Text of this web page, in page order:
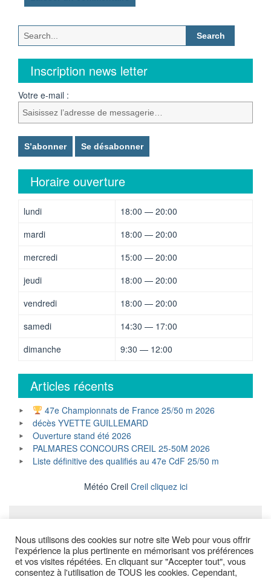
Search
for:
Inscription news letter
Votre e-mail :
Horaire ouverture
lundi
18:00 — 20:00
mardi
18:00 — 20:00
mercredi
15:00 — 20:00
jeudi
18:00 — 20:00
vendredi
18:00 — 20:00
samedi
14:30 — 17:00
dimanche
9:30 — 12:00
Articles récents
47e Championnats de France 25/50 m 2026
décès YVETTE GUILLEMARD
Ouverture stand été 2026
PALMARES CONCOURS CREIL 25-50M 2026
Liste définitive des qualifiés au 47e CdF 25/50 m
Météo Creil Creil cliquez ici
Nous utilisons des cookies sur notre site Web pour vous offrir
l'expérience la plus pertinente en mémorisant vos préférences
et vos visites répétées. En cliquant sur "Accepter tout", vous
consentez à l'utilisation de TOUS les cookies. Cependant,